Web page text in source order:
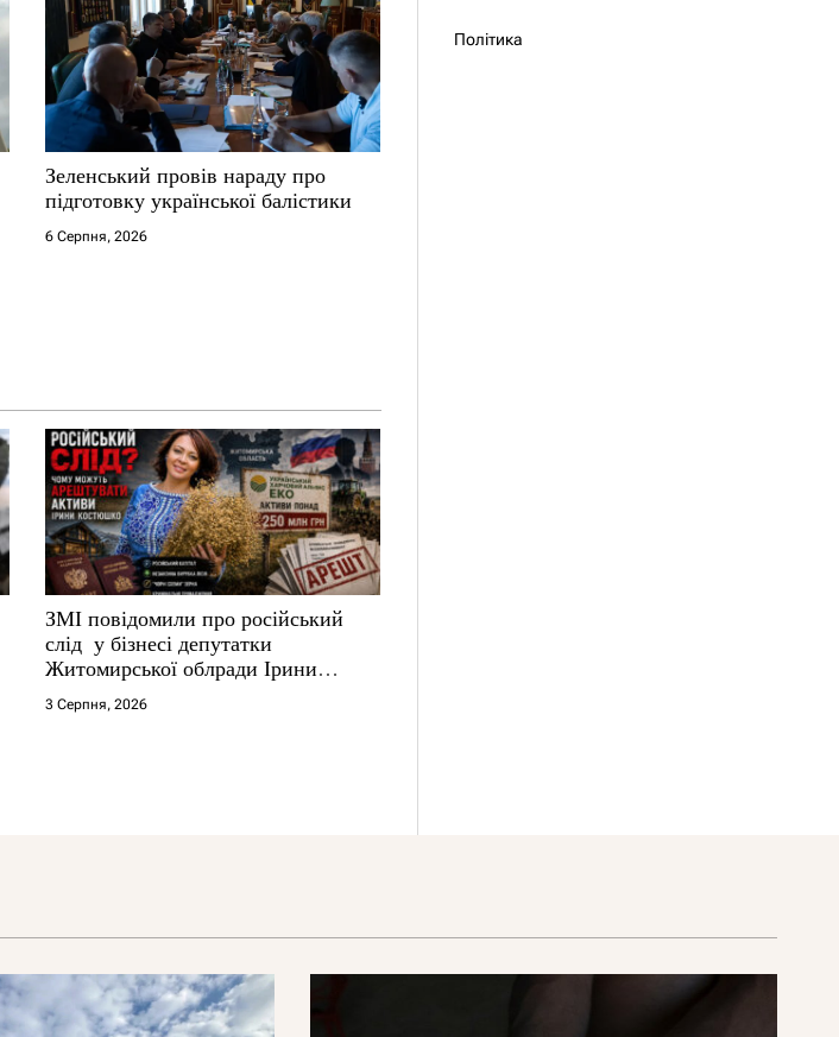
Зеленський провів нараду про
підготовку української балістики
6 Серпня, 2026
ЗМІ повідомили про російський
слід у бізнесі депутатки
Житомирської облради Ірини
Костюшко та чому можуть
арештувати її активи
3 Серпня, 2026
Політика